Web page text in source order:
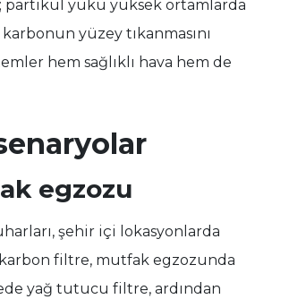
yükü yüksek ortamlarda
yüzey tıkanmasını
hem sağlıklı hava hem de
egzozu
şehir içi lokasyonlarda
filtre, mutfak egzozunda
yağ tutucu filtre, ardından